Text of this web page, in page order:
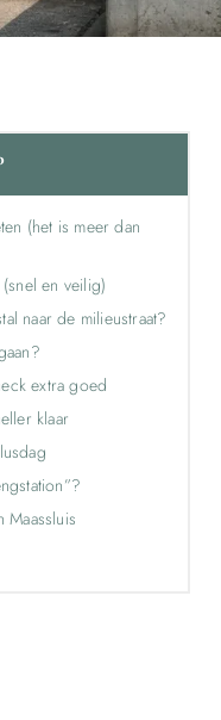
(het is meer dan
en veilig)
naar de milieustraat?
extra goed
klaar
Maassluis